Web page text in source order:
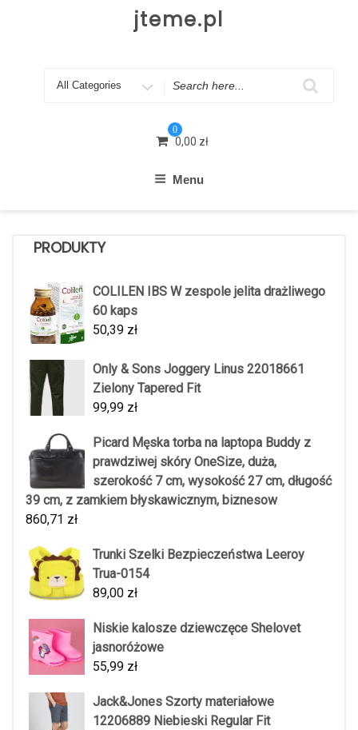
jteme.pl
Search
0
0,00 zł
Menu
PRODUKTY
COLILEN IBS W zespole jelita drażliwego
60 kaps
50,39 zł
Only & Sons Joggery Linus 22018661
Zielony Tapered Fit
99,99 zł
Picard Męska torba na laptopa Buddy z
prawdziwej skóry OneSize, duża,
szerokość 7 cm, wysokość 27 cm, długość
39 cm, z zamkiem błyskawicznym, biznesow
860,71 zł
Trunki Szelki Bezpieczeństwa Leeroy
Trua-0154
89,00 zł
Niskie kalosze dziewczęce Shelovet
jasnoróżowe
55,99 zł
Jack&Jones Szorty materiałowe
12206889 Niebieski Regular Fit